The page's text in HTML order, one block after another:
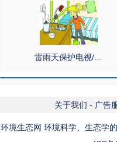
雷雨天保护电视/…
关于我们 - 广告
环境生态网 环境科学、生态学